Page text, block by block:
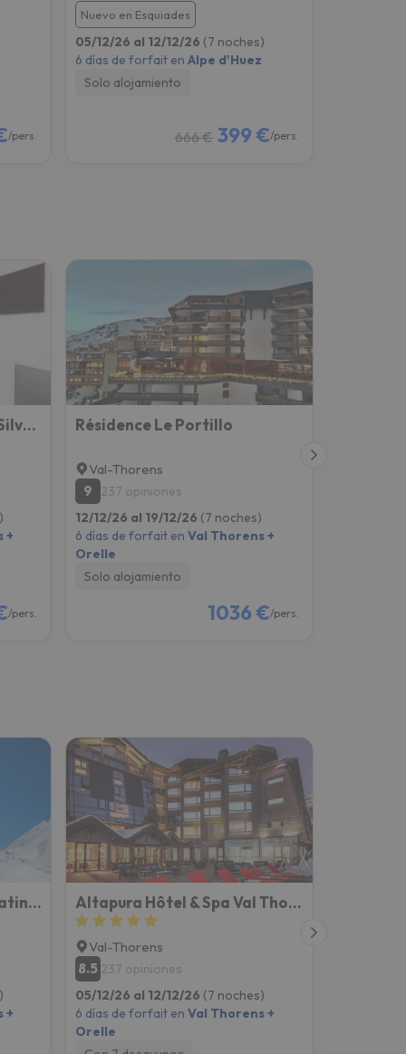
/pers.
Nuevo en Esquiades
05/12/26 al 12/12/26 (7 noches)
6 días de forfait enAlpe d'Huez
Solo alojamiento
666 € 399 €/pers.
Val Thorens So Cocooon Silveralp 330
+
/pers.
Résidence Le Portillo
Val-Thorens
9
237 opiniones
12/12/26 al 19/12/26 (7 noches)
6 días de forfait enVal Thorens +
Orelle
Solo alojamiento
1036 €/pers.
Résidence Les Balcons Platinium Val Thorens
+
Altapura Hôtel & Spa Val Thorens
Val-Thorens
8.5 237 opiniones
05/12/26 al 12/12/26 (7 noches)
6 días de forfait enVal Thorens +
Orelle